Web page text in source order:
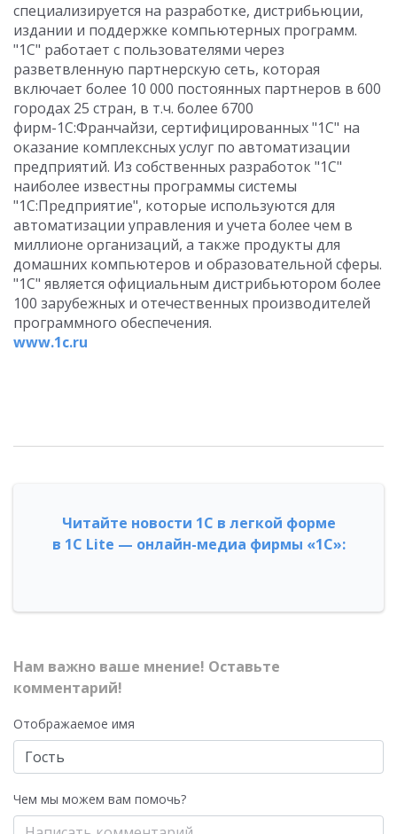
специализируется на разработке, дистрибьюции,
издании и поддержке компьютерных программ.
"1С" работает с пользователями через
разветвленную партнерскую сеть, которая
включает более 10 000 постоянных партнеров в 600
городах 25 стран, в т.ч. более 6700
фирм-1С:Франчайзи, сертифицированных "1С" на
оказание комплексных услуг по автоматизации
предприятий. Из собственных разработок "1С"
наиболее известны программы системы
"1С:Предприятие", которые используются для
автоматизации управления и учета более чем в
миллионе организаций, а также продукты для
домашних компьютеров и образовательной сферы.
"1С" является официальным дистрибьютором более
100 зарубежных и отечественных производителей
программного обеспечения.
www.1c.ru
Читайте новости 1С в легкой форме
в 1С Lite — онлайн-медиа фирмы «1С»:
Нам важно ваше мнение! Оставьте
комментарий!
Отображаемое имя
Чем мы можем вам помочь?